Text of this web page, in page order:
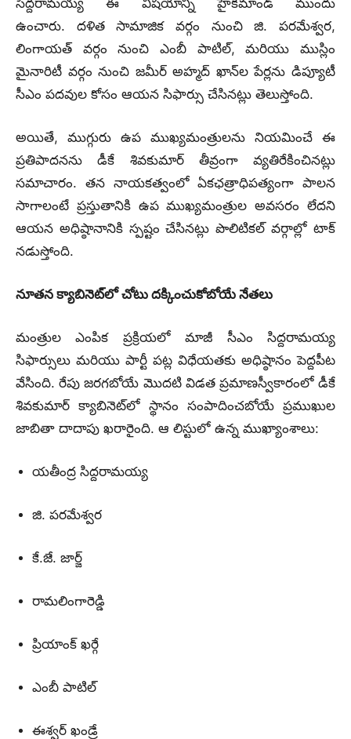
ఉంచారు. దళిత సామాజిక వర్గం నుంచి జి.పరమేశ్వర,
లింగాయత్ వర్గం నుంచి ఎంబీ పాటిల్, మరియు ముస్లిం
మైనారిటీ వర్గం నుంచి జమీర్ అహ్మద్ ఖాన్‌ల పేర్లను డిప్యూటీ
సీఎం పదవుల కోసం ఆయన సిఫార్సు చేసినట్లు తెలుస్తోంది.
అయితే, ముగ్గురు ఉప ముఖ్యమంత్రులను నియమించే ఈ
ప్రతిపాదనను డీకే శివకుమార్ తీవ్రంగా వ్యతిరేకించినట్లు
సమాచారం. తన నాయకత్వంలో ఏకఛత్రాధిపత్యంగా పాలన
సాగాలంటే ప్రస్తుతానికి ఉప ముఖ్యమంత్రుల అవసరం లేదని
ఆయన అధిష్ఠానానికి స్పష్టం చేసినట్లు పొలిటికల్ వర్గాల్లో టాక్
నడుస్తోంది.
నూతన క్యాబినెట్‌లో చోటు దక్కించుకోబోయే నేతలు
మంత్రుల ఎంపిక ప్రక్రియలో మాజీ సీఎం సిద్దరామయ్య
సిఫార్సులు మరియు పార్టీ పట్ల విధేయతకు అధిష్ఠానం పెద్దపీట
వేసింది. రేపు జరగబోయే మొదటి విడత ప్రమాణస్వీకారంలో డీకే
శివకుమార్ క్యాబినెట్‌లో స్థానం సంపాదించబోయే ప్రముఖుల
జాబితా దాదాపు ఖరారైంది. ఆ లిస్టులో ఉన్న ముఖ్యాంశాలు:
యతీంద్ర సిద్దరామయ్య
జి. పరమేశ్వర
కే.జే. జార్జ్
రామలింగారెడ్డి
ప్రియాంక్ ఖర్గే
ఎంబీ పాటిల్
ఈశ్వర్ ఖండ్రే